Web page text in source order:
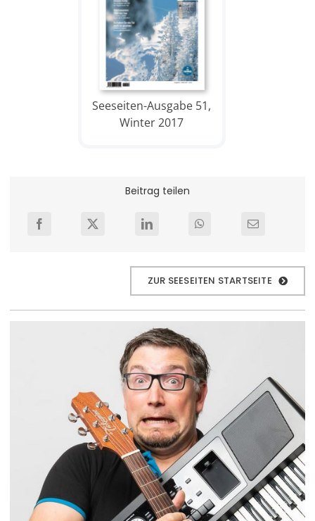
Seeseiten-Ausgabe 51,
Winter 2017
Beitrag teilen
ZUR SEESEITEN STARTSEITE